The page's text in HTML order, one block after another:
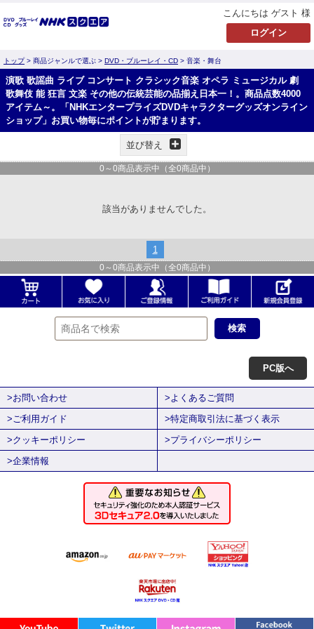
こんにちは ゲスト 様
トップ> 商品ジャンルで選ぶ > DVD・ブルーレイ・CD > 音楽・舞台
演歌 歌謡曲 ライブ コンサート クラシック音楽 オペラ ミュージカル 劇
歌舞伎 能 狂言 文楽 その他の伝統芸能の品揃え日本一！。商品点数4000
アイテム～。「NHKエンタープライズDVDキャラクターグッズオンライン
ショップ」お買い物毎にポイントが貯まります。
並び替え
0 ～ 0商品表示中（全0商品中）
該当がありませんでした。
1
0 ～ 0商品表示中（全0商品中）
PC版へ
>お問い合わせ
>よくあるご質問
>ご利用ガイド
>特定商取引法に基づく表示
>クッキーポリシー
>プライバシーポリシー
>企業情報